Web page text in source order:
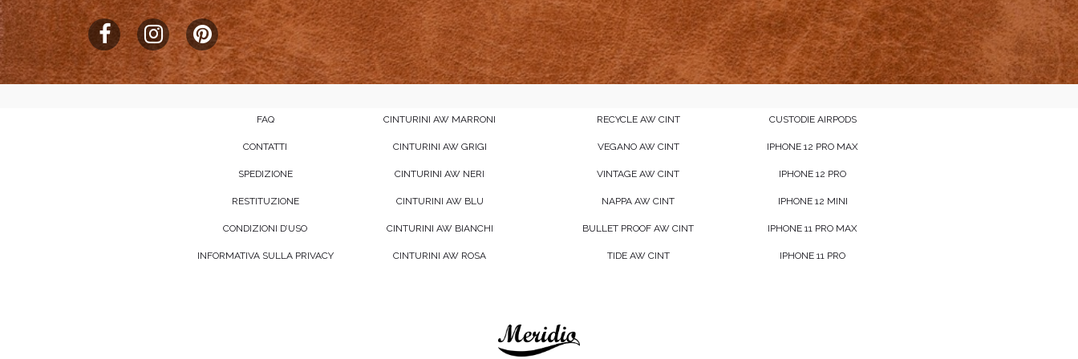
FAQ
CONTATTI
SPEDIZIONE
RESTITUZIONE
CONDIZIONI D’USO
INFORMATIVA SULLA PRIVACY
CINTURINI AW MARRONI
CINTURINI AW GRIGI
CINTURINI AW NERI
CINTURINI AW BLU
CINTURINI AW BIANCHI
CINTURINI AW ROSA
RECYCLE AW CINT
VEGANO AW CINT
VINTAGE AW CINT
NAPPA AW CINT
BULLET PROOF AW CINT
TIDE AW CINT
CUSTODIE AIRPODS
IPHONE 12 PRO MAX
IPHONE 12 PRO
IPHONE 12 MINI
IPHONE 11 PRO MAX
IPHONE 11 PRO